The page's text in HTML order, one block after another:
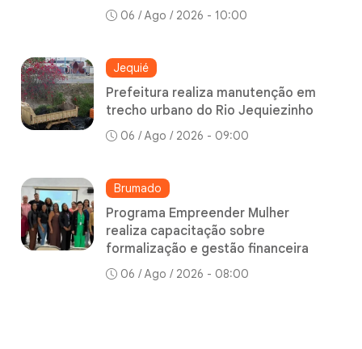
06 / Ago / 2026 - 10:00
Jequié
Prefeitura realiza manutenção em
trecho urbano do Rio Jequiezinho
06 / Ago / 2026 - 09:00
Brumado
Programa Empreender Mulher
realiza capacitação sobre
formalização e gestão financeira
06 / Ago / 2026 - 08:00